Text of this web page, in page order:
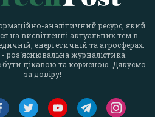
аналітичний ресурс, який
на висвітленні актуальних тем в
енергетичній та агросферах.
- роз`яснювальна журналістика.
бути цікавою та корисною. Дякуємо
за довіру!